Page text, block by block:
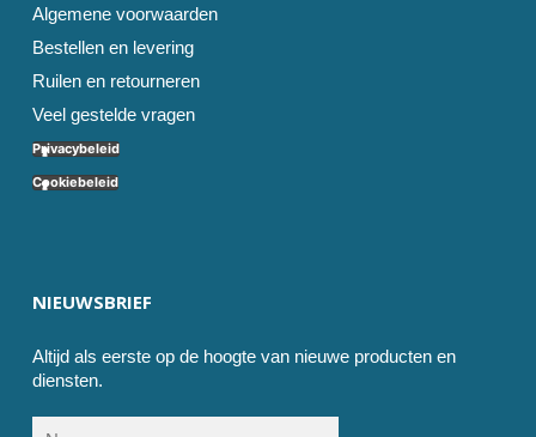
Algemene voorwaarden
Bestellen en levering
Ruilen en retourneren
Veel gestelde vragen
Privacybeleid
Cookiebeleid
NIEUWSBRIEF
Altijd als eerste op de hoogte van nieuwe producten en
diensten.